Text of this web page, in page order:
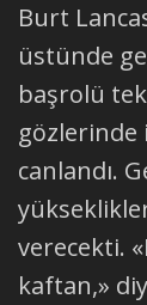
Burt
üstünde
başrolü
gözlerinde
canlandı.
verecekti.
kaftan,»